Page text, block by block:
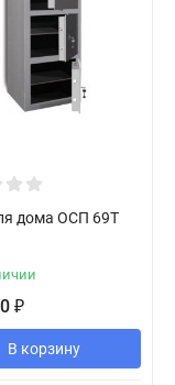
дома ОСП 69T
₽
В корзину